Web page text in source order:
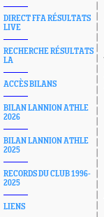
DIRECT FFA RÉSULTATS
LIVE
RECHERCHE RÉSULTATS
LA
ACCÈS BILANS
BILAN LANNION ATHLE
2026
BILAN LANNION ATHLE
2025
RECORDS DU CLUB 1996-
2025
LIENS